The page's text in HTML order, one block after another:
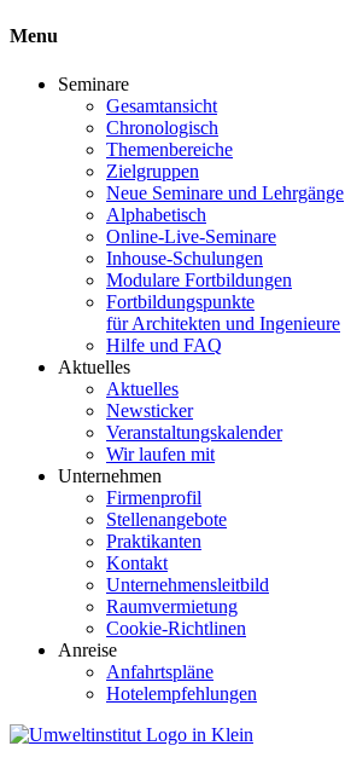
Menu
Seminare
Gesamtansicht
Chronologisch
Themenbereiche
Zielgruppen
Neue Seminare und Lehrgänge
Alphabetisch
Online-Live-Seminare
Inhouse-Schulungen
Modulare Fortbildungen
Fortbildungspunkte
für Architekten und Ingenieure
Hilfe und FAQ
Aktuelles
Aktuelles
Newsticker
Veranstaltungskalender
Wir laufen mit
Unternehmen
Firmenprofil
Stellenangebote
Praktikanten
Kontakt
Unternehmensleitbild
Raumvermietung
Cookie-Richtlinen
Anreise
Anfahrtspläne
Hotelempfehlungen